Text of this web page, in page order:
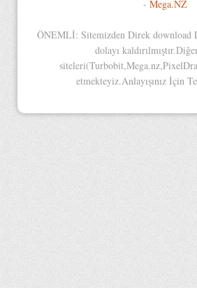
- Mega.NZ
ÖNEMLİ: Sitemizden Direk download
dolayı
etmekteyiz.Anlayışınız İçin